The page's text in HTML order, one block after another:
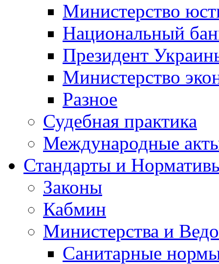
Министерство
Национальный
Президент
Министерство
Разное
Судебная практика
Международные
Стандарты и
Законы
Кабмин
Министерства и
Санитарные